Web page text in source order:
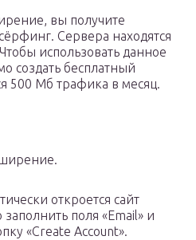
вы получите
Сервера находятся
использовать данное
создать бесплатный
500 Мб трафика в месяц.
откроется сайт
поля «Email» и
«Create Account».